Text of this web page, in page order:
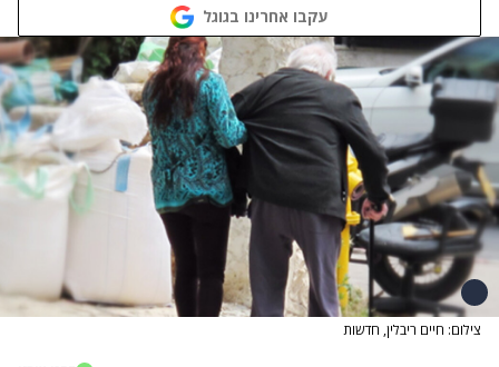
עקבו אחרינו בגוגל
צילום: חיים ריבלין, חדשות